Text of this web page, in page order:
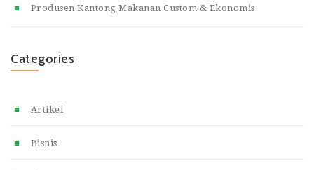
Produsen Kantong Makanan Custom & Ekonomis
Categories
Artikel
Bisnis